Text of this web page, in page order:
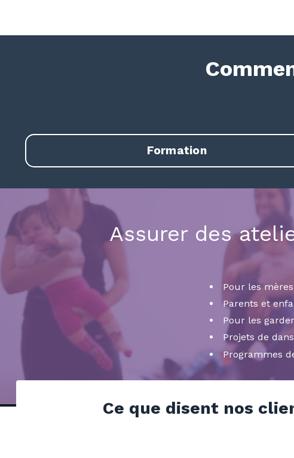
Formation
Assurer des
Pour les
Parents et
Pour les
Projets de
Programmes
Ce que disent nos